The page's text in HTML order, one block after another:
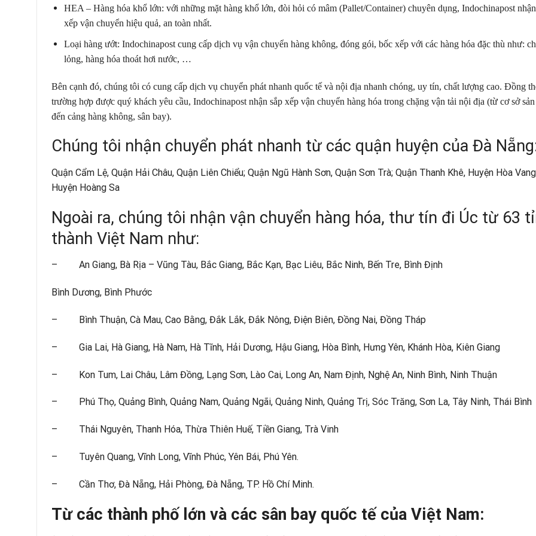
HEA – Hàng hóa khổ lớn: với những mặt hàng khổ lớn, đòi hỏi có mâm (Pallet/Container) chuyên dụng, Indochinapost
xếp vận chuyển hiệu quả, an toàn nhất.
Loại hàng ướt: Indochinapost cung cấp dịch vụ vận chuyển hàng không, đóng gói, bốc xếp với các hàng hóa đặc thù như:
lỏng, hàng hóa thoát hơi nước, …
Bên cạnh đó, chúng tôi có cung cấp dịch vụ chuyển phát nhanh quốc tế và nội địa nhanh chóng, uy tín, chất lượng cao. Đồng
trường hợp được quý khách yêu cầu, Indochinapost nhận sắp xếp vận chuyển hàng hóa trong chặng vận tải nội địa (từ cơ sở
đến cảng hàng không, sân bay).
Chúng tôi nhận chuyển phát nhanh từ các quận huyện của Đà
Quận Cẩm Lệ, Quận Hải Châu, Quận Liên Chiểu; Quận Ngũ Hành Sơn, Quận Sơn Trà; Quận Thanh Khê, Huyện Hòa
Huyện Hoàng Sa
Ngoài ra, chúng tôi nhận vận chuyển hàng hóa, thư tín đi Úc từ 63
thành Việt Nam như:
– An Giang, Bà Rịa – Vũng Tàu, Bắc Giang, Bắc Kạn, Bạc Liêu, Bắc Ninh, Bến Tre, Bình Định
Bình Dương, Bình Phước
– Bình Thuận, Cà Mau, Cao Bằng, Đắk Lắk, Đắk Nông, Điện Biên, Đồng Nai, Đồng Tháp
– Gia Lai, Hà Giang, Hà Nam, Hà Tĩnh, Hải Dương, Hậu Giang, Hòa Bình, Hưng Yên, Khánh Hòa, Kiên Giang
– Kon Tum, Lai Châu, Lâm Đồng, Lạng Sơn, Lào Cai, Long An, Nam Định, Nghệ An, Ninh Bình, Ninh Thuận
– Phú Thọ, Quảng Bình, Quảng Nam, Quảng Ngãi, Quảng Ninh, Quảng Trị, Sóc Trăng, Sơn La, Tây Ninh, Thái Bình
– Thái Nguyên, Thanh Hóa, Thừa Thiên Huế, Tiền Giang, Trà Vinh
– Tuyên Quang, Vĩnh Long, Vĩnh Phúc, Yên Bái, Phú Yên.
– Cần Thơ, Đà Nẵng, Hải Phòng, Đà Nẵng, TP. Hồ Chí Minh.
Từ các thành phố lớn và các sân bay quốc tế của Việt Nam: